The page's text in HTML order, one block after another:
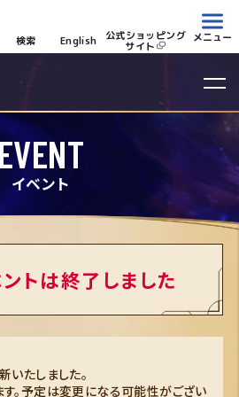
検索 English 公式ショッピング
サイト
メニュー
EVENT
イベント
トは終了しました
いたしました。
。予定は変更になる可能性がござい